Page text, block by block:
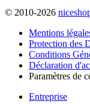
© 2010-2026
Mentions
Protection des
Conditions
Déclaration
Paramètres de
Entreprise